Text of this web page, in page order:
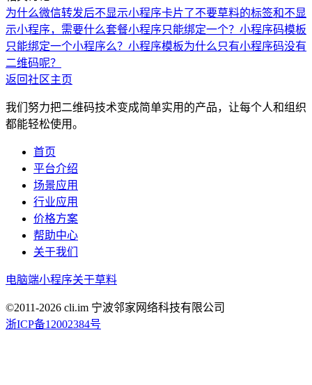
为什么微信转发后不显示小程序卡片了不要草料的标签和不显
示小程序，需要什么套餐小程序只能绑定一个？ 小程序码模板
只能绑定一个小程序么？ 小程序模板为什么只有小程序码没有
二维码呢？
返回社区主页
我们努力把二维码技术变成简单实用的产品，让每个人和组织
都能轻松使用。
首页
平台介绍
场景应用
行业应用
价格方案
帮助中心
关于我们
电脑端小程序关于草料
©2011-2026 cli.im 宁波邻家网络科技有限公司
浙ICP备12002384号